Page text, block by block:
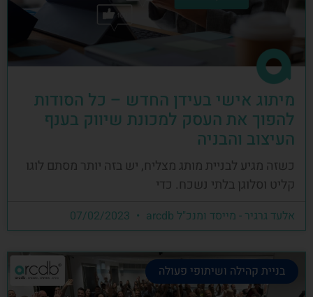
מיתוג אישי בעידן החדש – כל הסודות
להפוך את העסק למכונת שיווק בענף
העיצוב והבניה
כשזה מגיע לבניית מותג מצליח, יש בזה יותר מסתם לוגו
קליט וסלוגן בלתי נשכח. כדי
אלעד גרגיר - מייסד ומנכ"ל arcdb
בניית קהילה ושיתופי פעולה